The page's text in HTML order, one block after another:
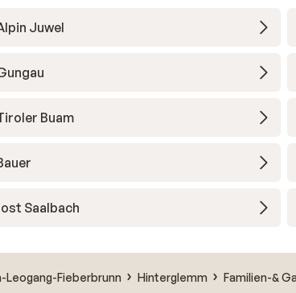
Juwel
Buam
Saalbach
Leogang-Fieberbrunn Hinterglemm Familien-&